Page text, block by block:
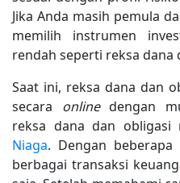
Jika Anda masih pemula
memilih instrumen
rendah seperti reksa dana
Saat ini, reksa dana dan
secara online dengan
reksa dana dan obligasi
Niaga. Dengan
berbagai transaksi